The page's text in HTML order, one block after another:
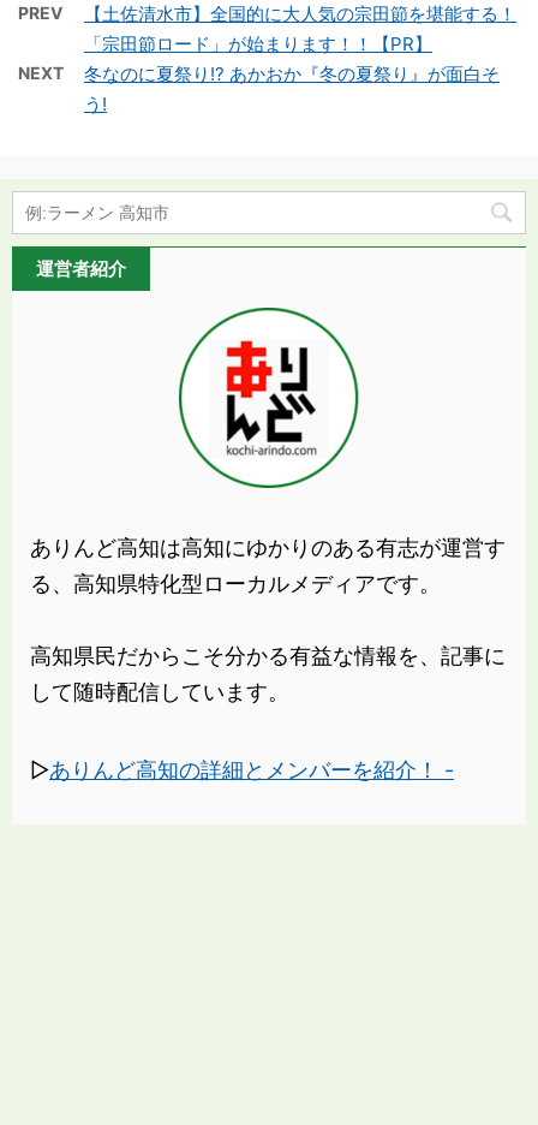
PREV
【土佐清水市】全国的に大人気の宗田節を堪能する！
「宗田節ロード」が始まります！！【PR】
NEXT
冬なのに夏祭り!? あかおか『冬の夏祭り』が面白そ
う!
運営者紹介
ありんど高知は高知にゆかりのある有志が運営す
る、高知県特化型ローカルメディアです。
高知県民だからこそ分かる有益な情報を、記事に
して随時配信しています。
▷ありんど高知の詳細とメンバーを紹介！ -